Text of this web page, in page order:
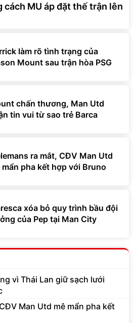
cách MU áp đặt thế trận lên
làm rõ tình trạng của
Mount sau trận hòa PSG
chấn thương, Man Utd
tin vui từ sao trẻ Barca
ra mắt, CĐV Man Utd
mẩn pha kết hợp với Bruno
xóa bỏ quy trình bầu đội
của Pep tại Man City
vì Thái Lan giữ sạch lưới
Man Utd mê mẩn pha kết